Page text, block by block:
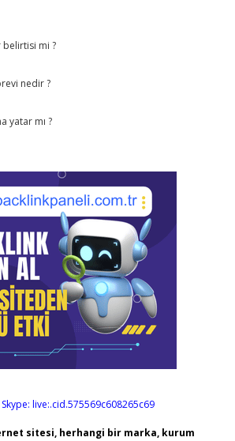
belirtisi mi ?
nedir ?
yatar mı ?
Skype: live:.cid.575569c608265c69
sitesi, herhangi bir marka, kurum